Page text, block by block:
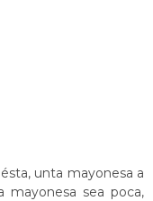
unta mayonesa a
mayonesa sea poca,